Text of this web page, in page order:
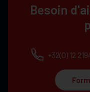
Besoin
+32(0) 12